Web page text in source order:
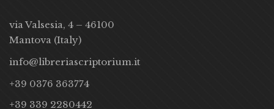
via Valsesia, 4 – 46100
Mantova (Italy)
info@libreriascriptorium.it
+39 0376 363774
+39 339 2280442